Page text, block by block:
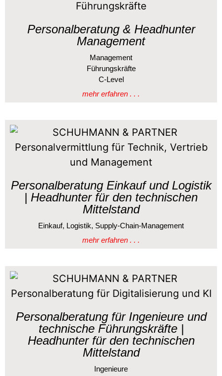
Personalberatung & Headhunter
Management
Management
Führungskräfte
C-Level
mehr erfahren . . .
Personalberatung Einkauf und Logistik
| Headhunter für den technischen
Mittelstand
Einkauf, Logistik, Supply-Chain-Management
mehr erfahren . . .
Personalberatung für Ingenieure und
technische Führungskräfte |
Headhunter für den technischen
Mittelstand
Ingenieure